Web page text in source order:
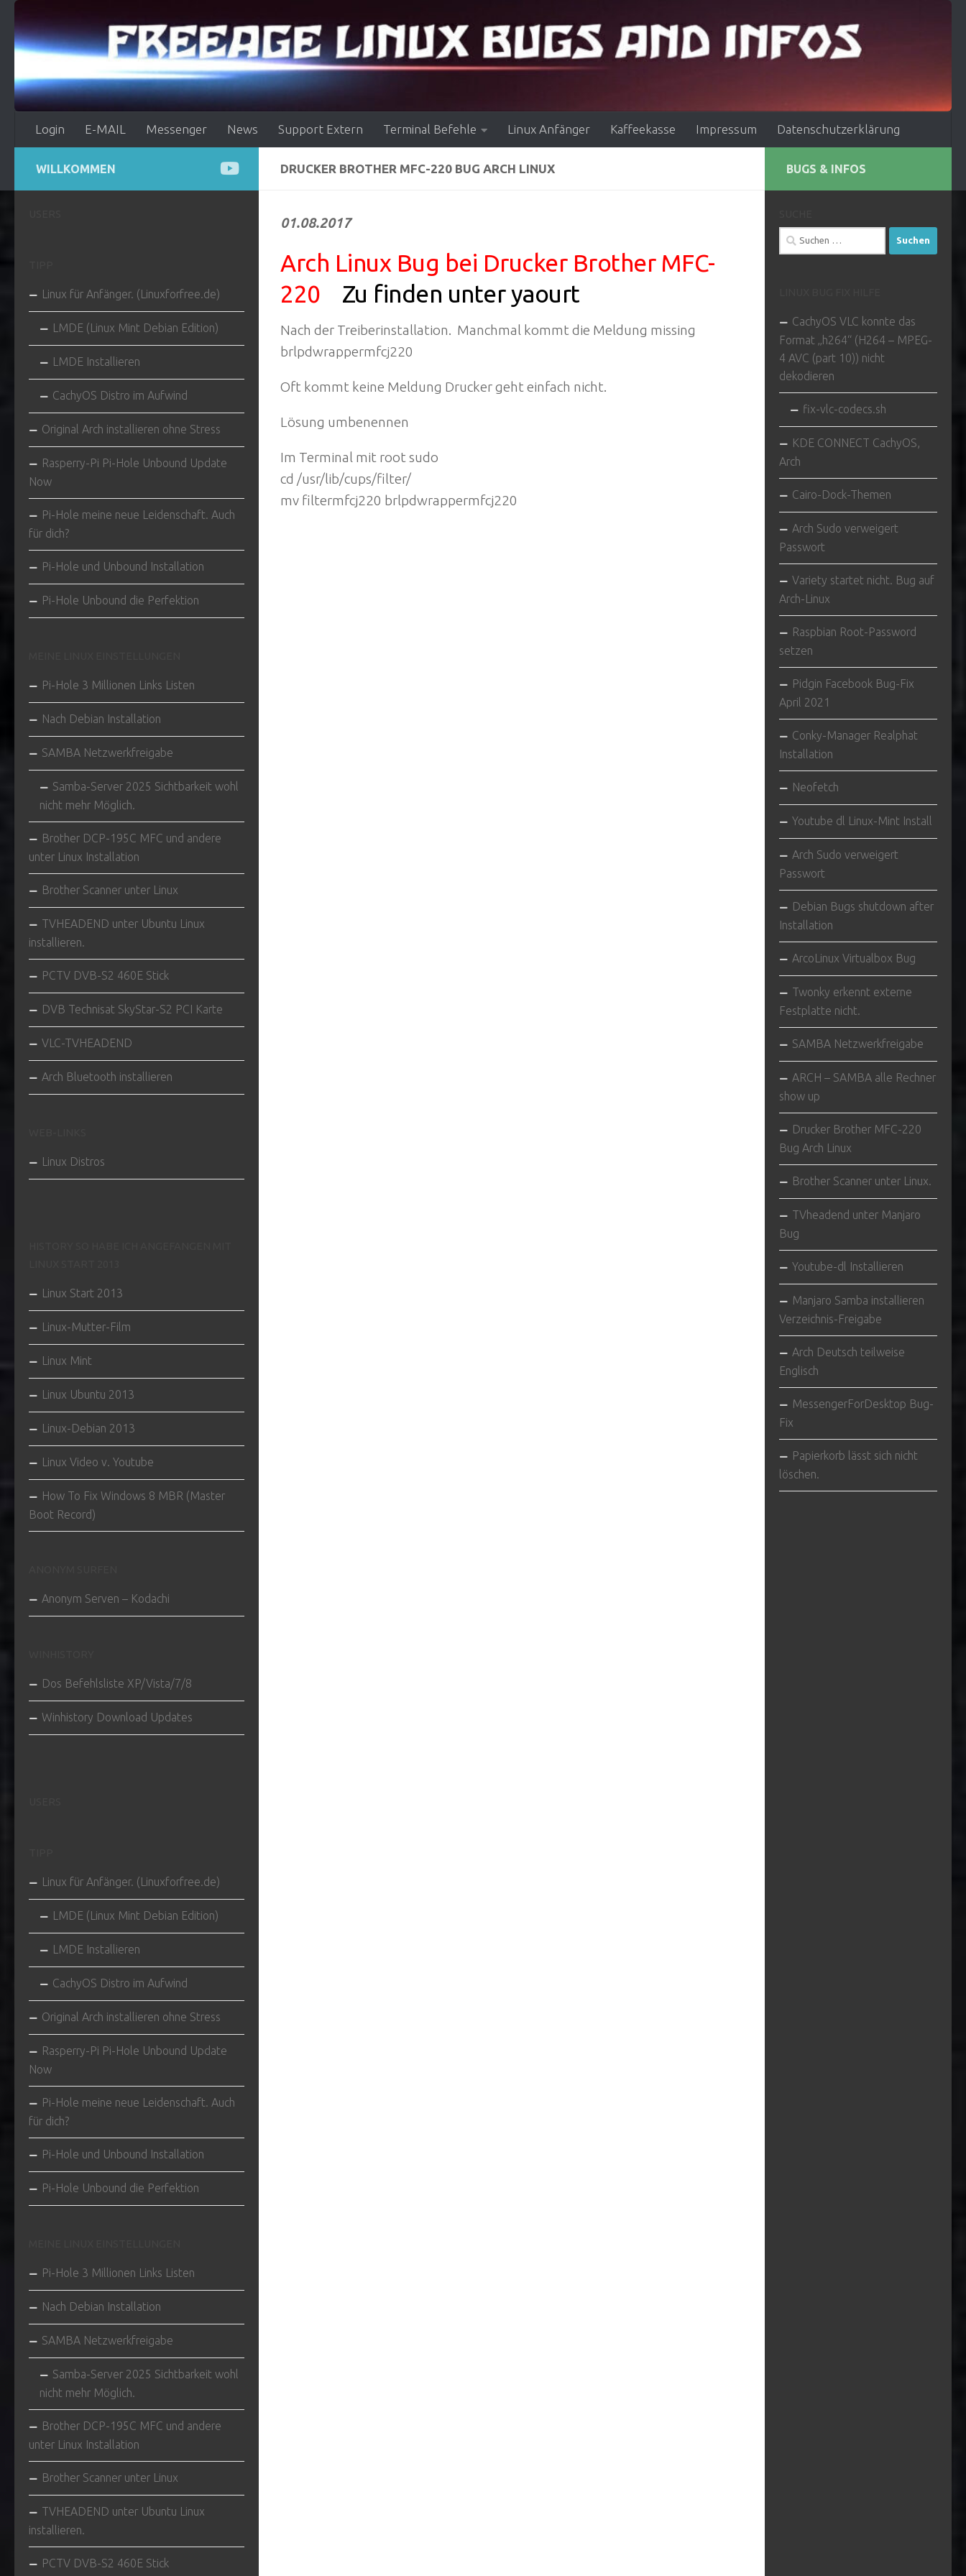
Zum Inhalt springen
Login E-MAIL Messenger News Support Extern Terminal Befehle Linux Anfänger Kaffeekasse Impressum Datenschutzerklärung
DRUCKER BROTHER MFC-220 BUG ARCH LINUX
01.08.2017
Arch Linux Bug bei Drucker Brother MFC-
220 Zu finden unter yaourt
Nach der Treiberinstallation. Manchmal kommt die Meldung missing
brlpdwrappermfcj220
Oft kommt keine Meldung Drucker geht einfach nicht.
Lösung umbenennen
Im Terminal mit root sudo
cd /usr/lib/cups/filter/
mv filtermfcj220 brlpdwrappermfcj220
WILLKOMMEN
Linux für Anfänger. (Linuxforfree.de)
LMDE (Linux Mint Debian Edition)
LMDE Installieren
CachyOS Distro im Aufwind
Original Arch installieren ohne Stress
Rasperry-Pi Pi-Hole Unbound Update
Now
Pi-Hole meine neue Leidenschaft. Auch
für dich?
Pi-Hole und Unbound Installation
Pi-Hole Unbound die Perfektion
Pi-Hole 3 Millionen Links Listen
Nach Debian Installation
SAMBA Netzwerkfreigabe
Samba-Server 2025 Sichtbarkeit wohl
nicht mehr Möglich.
Brother DCP-195C MFC und andere
unter Linux Installation
Brother Scanner unter Linux
TVHEADEND unter Ubuntu Linux
installieren.
PCTV DVB-S2 460E Stick
DVB Technisat SkyStar-S2 PCI Karte
VLC-TVHEADEND
Arch Bluetooth installieren
Linux Distros
Linux Start 2013
Linux-Mutter-Film
Linux Mint
Linux Ubuntu 2013
Linux-Debian 2013
Linux Video v. Youtube
How To Fix Windows 8 MBR (Master
Boot Record)
Anonym Serven – Kodachi
Dos Befehlsliste XP/Vista/7/8
Winhistory Download Updates
Linux für Anfänger. (Linuxforfree.de)
LMDE (Linux Mint Debian Edition)
LMDE Installieren
CachyOS Distro im Aufwind
Original Arch installieren ohne Stress
Rasperry-Pi Pi-Hole Unbound Update
Now
Pi-Hole meine neue Leidenschaft. Auch
für dich?
Pi-Hole und Unbound Installation
Pi-Hole Unbound die Perfektion
Pi-Hole 3 Millionen Links Listen
Nach Debian Installation
SAMBA Netzwerkfreigabe
Samba-Server 2025 Sichtbarkeit wohl
nicht mehr Möglich.
Brother DCP-195C MFC und andere
unter Linux Installation
Brother Scanner unter Linux
TVHEADEND unter Ubuntu Linux
installieren.
PCTV DVB-S2 460E Stick
BUGS & INFOS
Suchen
nach:
CachyOS VLC konnte das
Format „h264“ (H264 – MPEG-
4 AVC (part 10)) nicht
dekodieren
fix-vlc-codecs.sh
KDE CONNECT CachyOS,
Arch
Cairo-Dock-Themen
Arch Sudo verweigert
Passwort
Variety startet nicht. Bug auf
Arch-Linux
Raspbian Root-Password
setzen
Pidgin Facebook Bug-Fix
April 2021
Conky-Manager Realphat
Installation
Neofetch
Youtube dl Linux-Mint Install
Arch Sudo verweigert
Passwort
Debian Bugs shutdown after
Installation
ArcoLinux Virtualbox Bug
Twonky erkennt externe
Festplatte nicht.
SAMBA Netzwerkfreigabe
ARCH – SAMBA alle Rechner
show up
Drucker Brother MFC-220
Bug Arch Linux
Brother Scanner unter Linux.
TVheadend unter Manjaro
Bug
Youtube-dl Installieren
Manjaro Samba installieren
Verzeichnis-Freigabe
Arch Deutsch teilweise
Englisch
MessengerForDesktop Bug-
Fix
Papierkorb lässt sich nicht
löschen.